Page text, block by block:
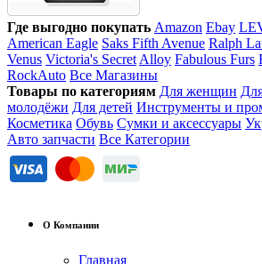
Где выгодно покупать Amazon Ebay
American Eagle Saks Fifth Avenue Ralph
Venus Victoria's Secret Alloy Fabulous Furs
RockAuto Все Магазины
Товары по категориям Для женщин
молодёжи Для детей Инструменты и
Косметика Обувь Сумки и аксессуары
Авто запчасти Все Категории
О Компании
Главная